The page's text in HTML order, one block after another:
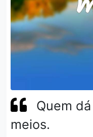
Quem
meios.